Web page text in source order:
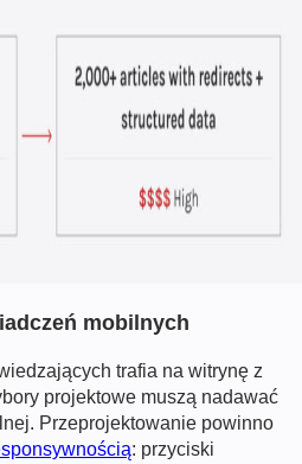
mobilnych
trafia na witrynę z
projektowe muszą nadawać
Przeprojektowanie powinno
: przyciski